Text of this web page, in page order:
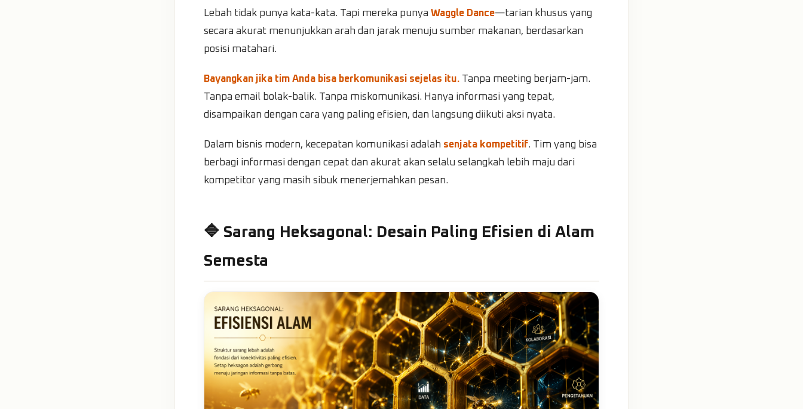
Lebah tidak punya kata-kata. Tapi mereka punya Waggle Dance—tarian khusus yang
secara akurat menunjukkan arah dan jarak menuju sumber makanan, berdasarkan
posisi matahari.
Bayangkan jika tim Anda bisa berkomunikasi sejelas itu. Tanpa meeting berjam-jam.
Tanpa email bolak-balik. Tanpa miskomunikasi. Hanya informasi yang tepat,
disampaikan dengan cara yang paling efisien, dan langsung diikuti aksi nyata.
Dalam bisnis modern, kecepatan komunikasi adalah senjata kompetitif. Tim yang bisa
berbagi informasi dengan cepat dan akurat akan selalu selangkah lebih maju dari
kompetitor yang masih sibuk menerjemahkan pesan.
🔷 Sarang Heksagonal: Desain Paling Efisien di Alam
Semesta